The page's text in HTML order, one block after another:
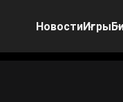
НовостиИгры